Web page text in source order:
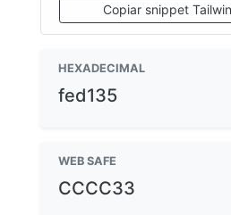
Copiar snippet
HEXADECIMAL
fed135
WEB SAFE
CCCC33